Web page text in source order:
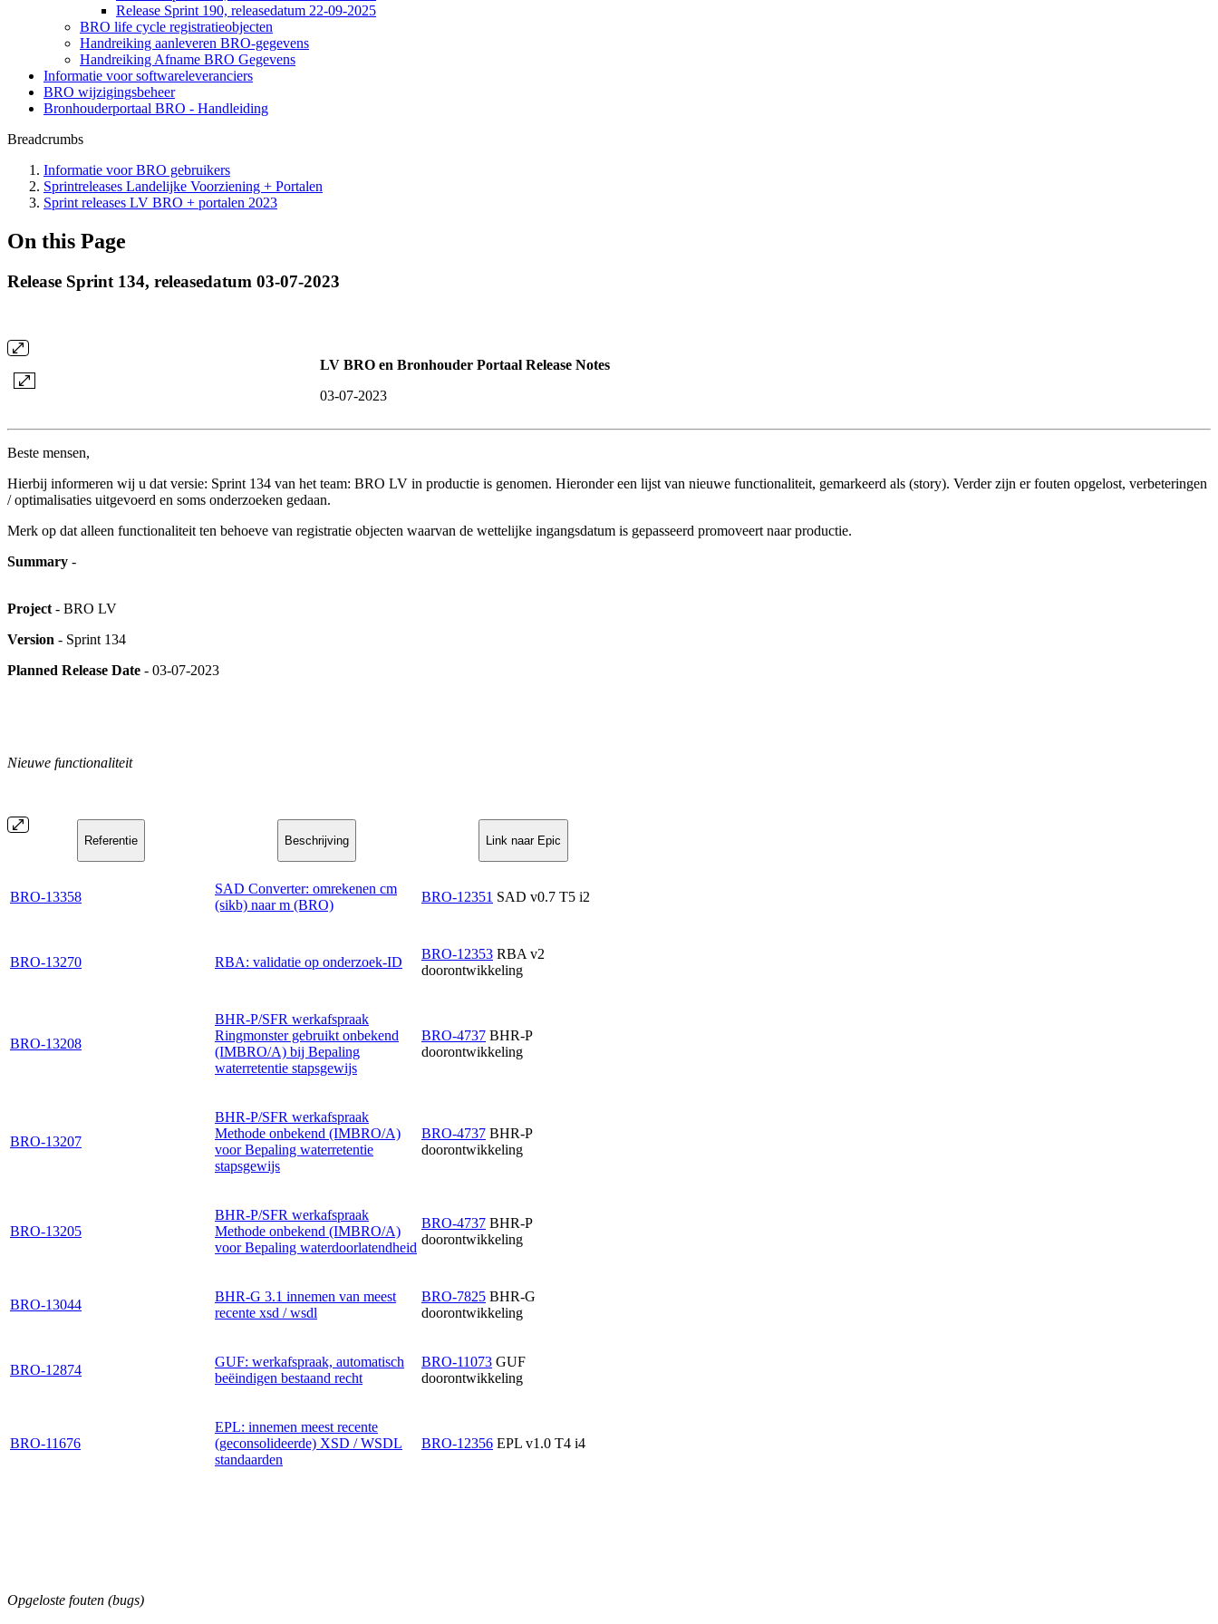
Release Sprint 190, releasedatum 22-09-2025
BRO life cycle registratieobjecten
Handreiking aanleveren BRO-gegevens
Handreiking Afname BRO Gegevens
Informatie voor softwareleveranciers
BRO wijzigingsbeheer
Bronhouderportaal BRO - Handleiding
Breadcrumbs
Informatie voor BRO gebruikers
Sprintreleases Landelijke Voorziening + Portalen
Sprint releases LV BRO + portalen 2023
On this Page
Release Sprint 134, releasedatum 03-07-2023
LV BRO en Bronhouder Portaal Release Notes
03-07-2023
Beste mensen,
Hierbij informeren wij u dat versie: Sprint 134 van het team: BRO LV in productie is genomen. Hieronder een lijst van nieuwe functionaliteit, gemarkeerd als (story). Verder zijn er fouten opgelost, verbeteringen
/ optimalisaties uitgevoerd en soms onderzoeken gedaan.
Merk op dat alleen functionaliteit ten behoeve van registratie objecten waarvan de wettelijke ingangsdatum is gepasseerd promoveert naar productie.
Summary -
Project - BRO LV
Version - Sprint 134
Planned Release Date - 03-07-2023
Nieuwe functionaliteit
Referentie Beschrijving Link naar Epic
BRO-13358
SAD Converter: omrekenen cm
(sikb) naar m (BRO)
BRO-12351 SAD v0.7 T5 i2
BRO-13270 RBA: validatie op onderzoek-ID
BRO-12353 RBA v2
doorontwikkeling
BRO-13208
BHR-P/SFR werkafspraak
Ringmonster gebruikt onbekend
(IMBRO/A) bij Bepaling
waterretentie stapsgewijs
BRO-4737 BHR-P
doorontwikkeling
BRO-13207
BHR-P/SFR werkafspraak
Methode onbekend (IMBRO/A)
voor Bepaling waterretentie
stapsgewijs
BRO-4737 BHR-P
doorontwikkeling
BRO-13205
BHR-P/SFR werkafspraak
Methode onbekend (IMBRO/A)
voor Bepaling waterdoorlatendheid
BRO-4737 BHR-P
doorontwikkeling
BRO-13044
BHR-G 3.1 innemen van meest
recente xsd / wsdl
BRO-7825 BHR-G
doorontwikkeling
BRO-12874
GUF: werkafspraak, automatisch
beëindigen bestaand recht
BRO-11073 GUF
doorontwikkeling
BRO-11676
EPL: innemen meest recente
(geconsolideerde) XSD / WSDL
standaarden
BRO-12356 EPL v1.0 T4 i4
Opgeloste fouten (bugs)